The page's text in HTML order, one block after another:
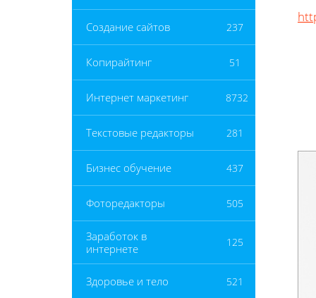
Создание сайтов 237
Копирайтинг 51
Интернет маркетинг 8732
Текстовые редакторы 281
Бизнес обучение 437
Фоторедакторы 505
Заработок в
интернете
125
Здоровье и тело 521